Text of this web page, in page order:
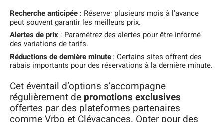
Recherche anticipée : Réserver plusieurs mois à l’avance
peut souvent garantir les meilleurs prix.
Alertes de prix : Paramétrez des alertes pour être informé
des variations de tarifs.
Réductions de dernière minute : Certains sites offrent des
rabais importants pour des réservations à la dernière minute.
Cet éventail d’options s’accompagne
régulièrement de promotions exclusives
offertes par des plateformes partenaires